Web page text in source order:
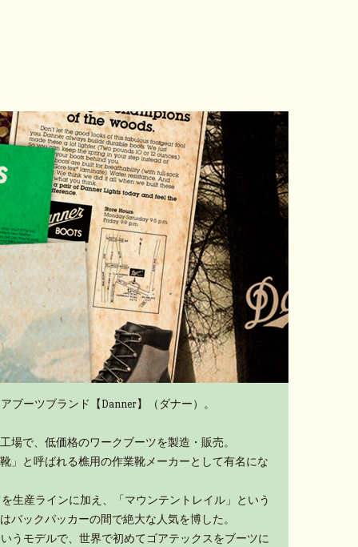
ブーツブランド【Danner】（ダナー）。
場で、低価格のワークブーツを製造・販売。
」と呼ばれる樵用の作業靴メーカーとして有名にな
生産ラインに加え、「マウンテントレイル」という
バックパッカーの間で絶大な人気を博した。
うモデルで、世界で初めてゴアテックスをブーツに